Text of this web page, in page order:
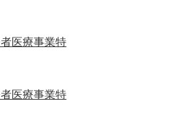
医療事業特
医療事業特